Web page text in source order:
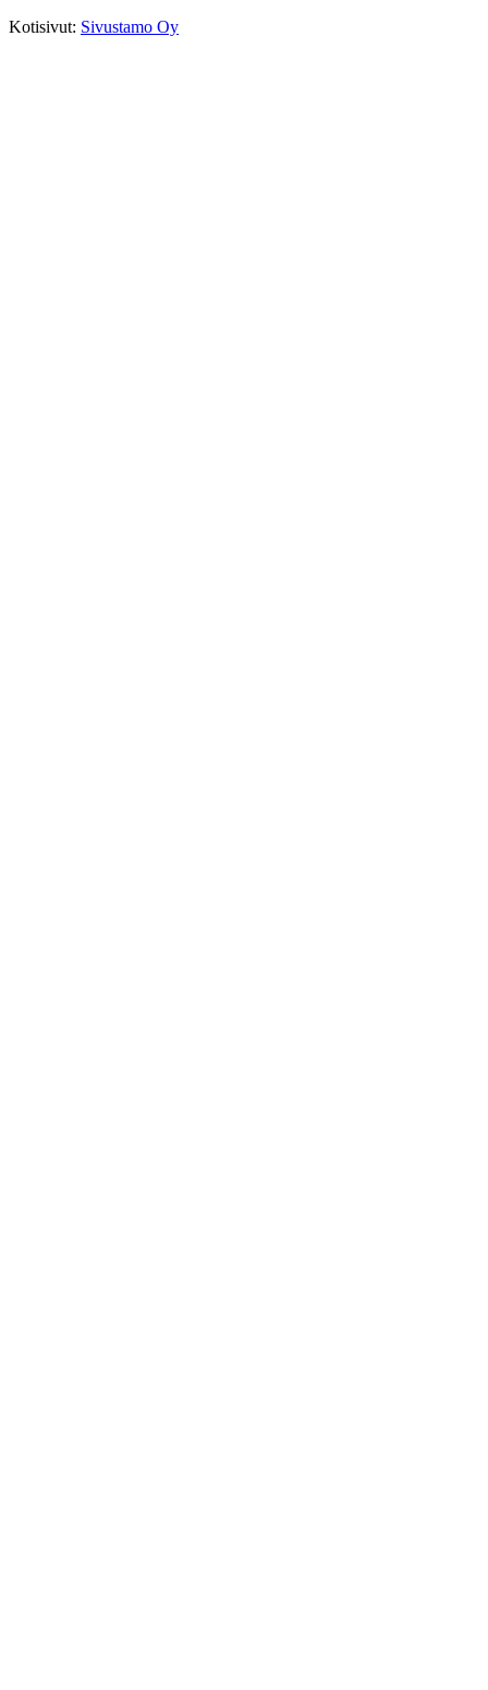
Kotisivut: Sivustamo Oy